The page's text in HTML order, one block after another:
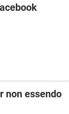
non essendo